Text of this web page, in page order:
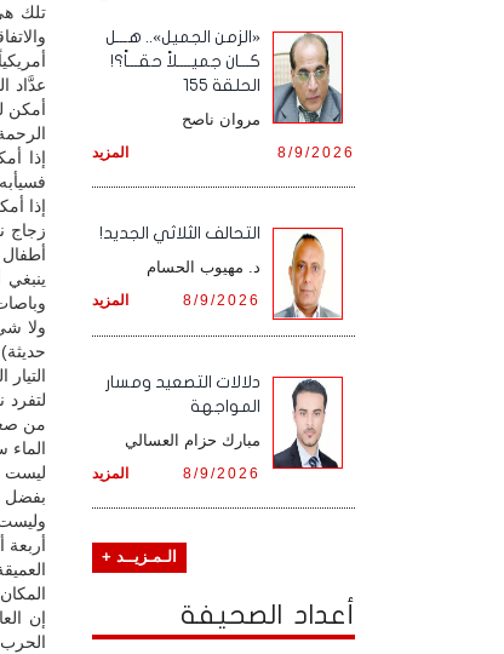
تلك
عدَّاد
أمكن
إذا
إذا
زجاج
ولا
لتفرد
من
الماء
ليست
بفضل
أربعة
إن
«الزمن الجميل».. هـــل
كـــان جميــــلاً حقـــاً؟!
الحلقة 155
مروان ناصح
المزيد 8/9/2026
التحالف الثلاثي الجديد!
د. مهيوب الحسام
المزيد 8/9/2026
دلالات التصعيد ومسار
المواجهة
مبارك حزام العسالي
المزيد 8/9/2026
الـمـزيــد +
أعداد الصحيفة